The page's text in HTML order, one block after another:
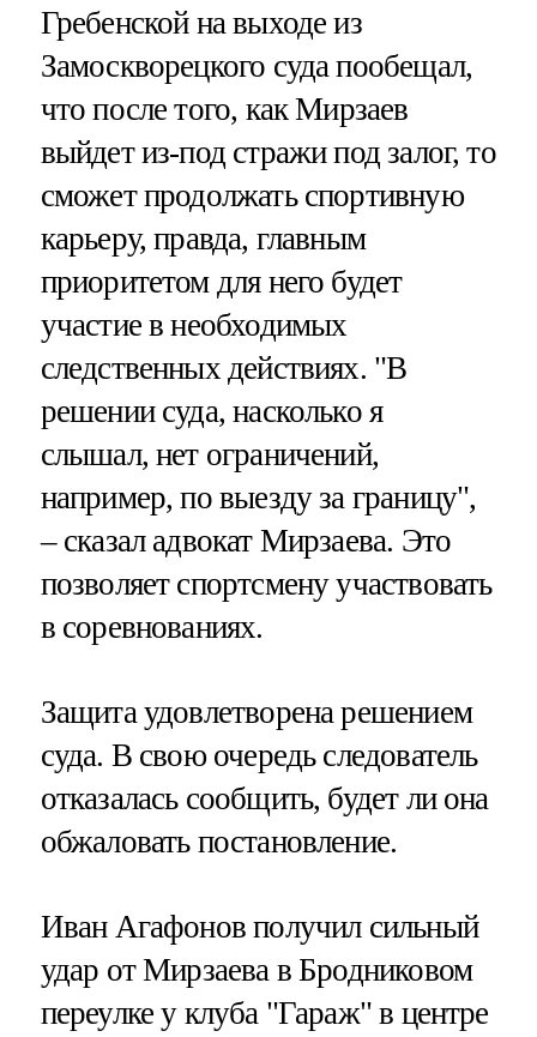
Гребенской на выходе из
Замоскворецкого суда пообещал,
что после того, как Мирзаев
выйдет из-под стражи под залог, то
сможет продолжать спортивную
карьеру, правда, главным
приоритетом для него будет
участие в необходимых
следственных действиях. "В
решении суда, насколько я
слышал, нет ограничений,
например, по выезду за границу",
– сказал адвокат Мирзаева. Это
позволяет спортсмену участвовать
в соревнованиях.
Защита удовлетворена решением
суда. В свою очередь следователь
отказалась сообщить, будет ли она
обжаловать постановление.
Иван Агафонов получил сильный
удар от Мирзаева в Бродниковом
переулке у клуба "Гараж" в центре